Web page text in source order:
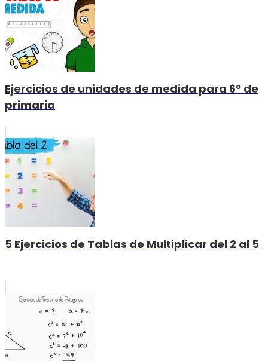
Ejercicios de unidades de medida para 6º de
primaria
5 Ejercicios de Tablas de Multiplicar del 2 al 5